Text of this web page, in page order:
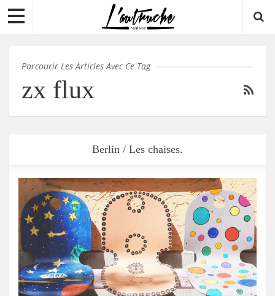
Parcourir Les Articles Avec Ce Tag
zx flux
Berlin / Les chaises.